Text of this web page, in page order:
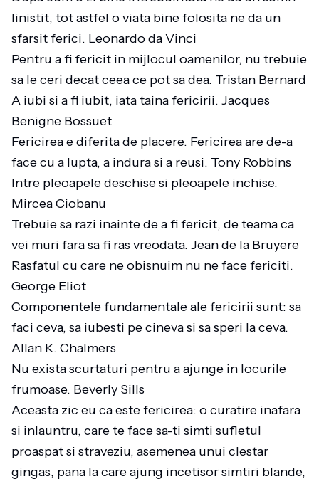
linistit, tot astfel o viata bine folosita ne da un
sfarsit ferici. Leonardo da Vinci
Pentru a fi fericit in mijlocul oamenilor, nu trebuie
sa le ceri decat ceea ce pot sa dea. Tristan Bernard
A iubi si a fi iubit, iata taina fericirii. Jacques
Benigne Bossuet
Fericirea e diferita de placere. Fericirea are de-a
face cu a lupta, a indura si a reusi. Tony Robbins
Intre pleoapele deschise si pleoapele inchise.
Mircea Ciobanu
Trebuie sa razi inainte de a fi fericit, de teama ca
vei muri fara sa fi ras vreodata. Jean de la Bruyere
Rasfatul cu care ne obisnuim nu ne face fericiti.
George Eliot
Componentele fundamentale ale fericirii sunt: sa
faci ceva, sa iubesti pe cineva si sa speri la ceva.
Allan K. Chalmers
Nu exista scurtaturi pentru a ajunge in locurile
frumoase. Beverly Sills
Aceasta zic eu ca este fericirea: o curatire inafara
si inlauntru, care te face sa-ti simti sufletul
proaspat si straveziu, asemenea unui clestar
gingas, pana la care ajung incetisor simtiri blande,